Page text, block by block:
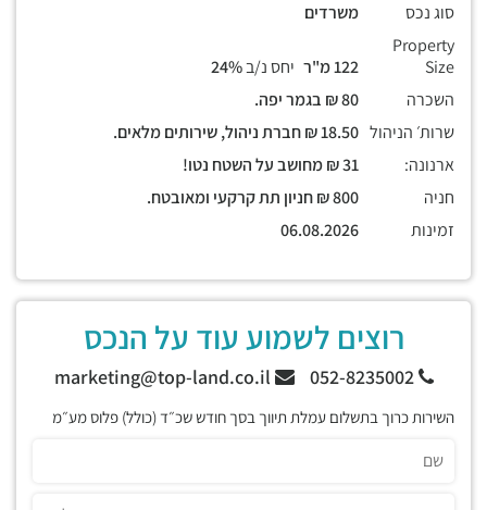
סוג נכס
משרדים
Property
Size
יחס נ/ב
השכרה
שרות׳ הניהול
ארנונה:
חניה
זמינות
רוצים לשמוע עוד על הנכס
052-8235002
השירות כרוך בתשלום עמלת תיווך בסך חודש שכ״ד (כולל) פלוס מע״מ